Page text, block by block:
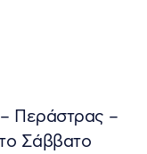
Περάστρας –
Σάββατο